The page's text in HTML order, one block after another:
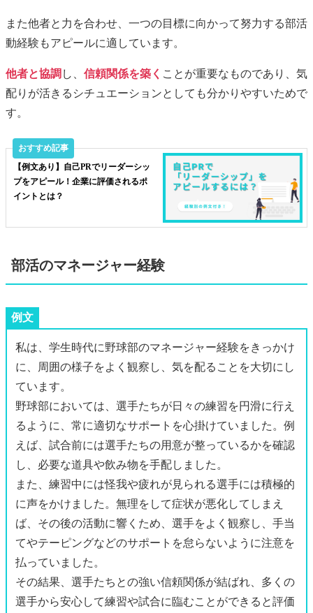
また他者と力を合わせ、一つの目標に向かって努力する部活
動経験もアピールに適しています。
他者と協調 し、 信頼関係を築く ことが重要なものであり、気
配りが活きるシチュエーションとしても分かりやすいためで
す。
【例文あり】自己PRでリーダーシッ
プをアピール！企業に評価されるポ
イントとは？
部活のマネージャー経験
例文
私は、学生時代に野球部のマネージャー経験をきっかけ
に、周囲の様子をよく観察し、気を配ることを大切にし
ています。
野球部においては、選手たちが日々の練習を円滑に行え
るように、常に適切なサポートを心掛けていました。例
えば、試合前には選手たちの用意が整っているかを確認
し、必要な道具や飲み物を手配しました。
また、練習中には怪我や疲れが見られる選手には積極的
に声をかけました。無理をして症状が悪化してしまえ
ば、その後の活動に響くため、選手をよく観察し、手当
てやテーピングなどのサポートを怠らないように注意を
払っていました。
その結果、選手たちとの強い信頼関係が結ばれ、多くの
選手から安心して練習や試合に臨むことができると評価